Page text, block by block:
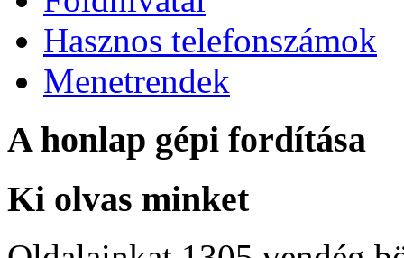
Hasznos telefonszámok
Menetrendek
A honlap gépi fordítása
Ki olvas minket